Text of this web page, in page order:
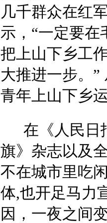
几千群众在红
示，“一定要
把上山下乡工
大推进一步。
青年上山下乡
在《人民日
旗》杂志以及
不在城市里吃
体,也开足马力
因，一夜之间